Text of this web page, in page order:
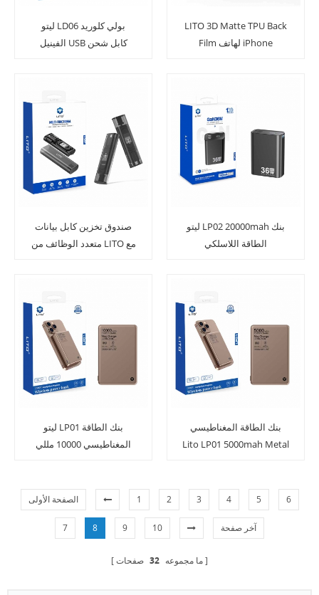
ليتو LD06 بولي كلوريد
الفينيل USB كابل شحن
LITO 3D Matte TPU Back
Film لهاتف iPhone
صندوق تخزين كابل بيانات
متعدد الوظائف من LITO مع
ليتو LP02 20000mah بنك
الطاقة اللاسلكي
ليتو LP01 بنك الطاقة
المغناطيسي 10000 مللي
بنك الطاقة المغناطيسي
Lito LP01 5000mah Metal
الصفحة الأولى 1 2 3 4 5 6
7 8 9 10 آخر صفحة
ما مجموعه 32 صفحات